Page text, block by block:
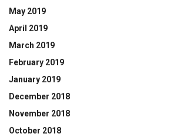
May 2019
April 2019
March 2019
February 2019
January 2019
December 2018
November 2018
October 2018